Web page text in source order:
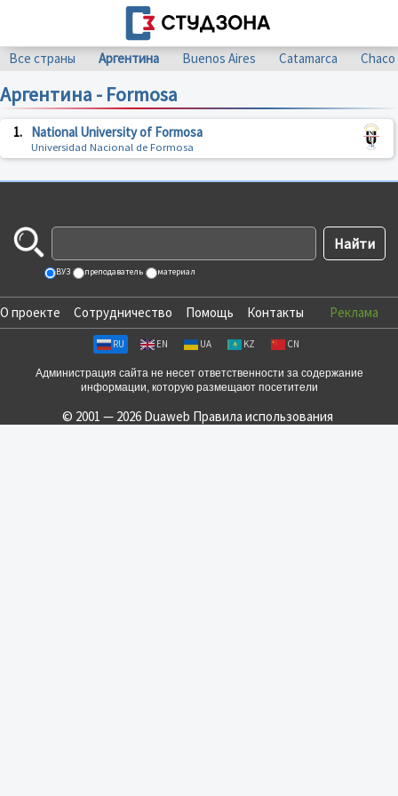
Все страны Аргентина Buenos Aires Catamarca Chaco
Аргентина - Formosa
1. National University of Formosa
Universidad Nacional de Formosa
ВУЗ преподаватель материал
О проекте Сотрудничество Помощь Контакты Реклама
RU EN UA KZ CN
Администрация сайта не несет ответственности за содержание
информации, которую размещают посетители
© 2001 — 2026 Duaweb Правила использования